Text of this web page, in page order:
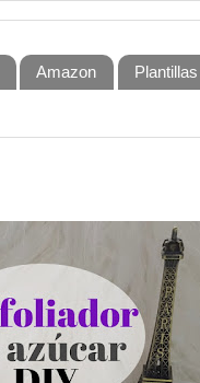
Amazon Plantillas